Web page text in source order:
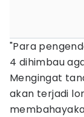
"Para
4 dihimbau
Mengingat
akan terjadi